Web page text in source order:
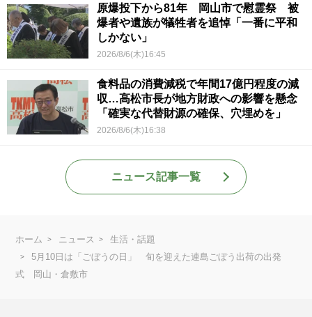
原爆投下から81年 岡山市で慰霊祭 被
爆者や遺族が犠牲者を追悼「一番に平和
しかない」
2026/8/6(木)16:45
食料品の消費減税で年間17億円程度の減
収…高松市長が地方財政への影響を懸念
「確実な代替財源の確保、穴埋めを」
2026/8/6(木)16:38
ニュース記事一覧
ホーム ニュース
生活・話題
5月10日は「ごぼうの日」 旬を迎えた連島ごぼう出荷の出発
式 岡山・倉敷市